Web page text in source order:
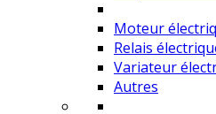
Moteur
Relais
Variateur
Autres